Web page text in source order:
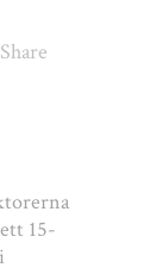
Share
15-